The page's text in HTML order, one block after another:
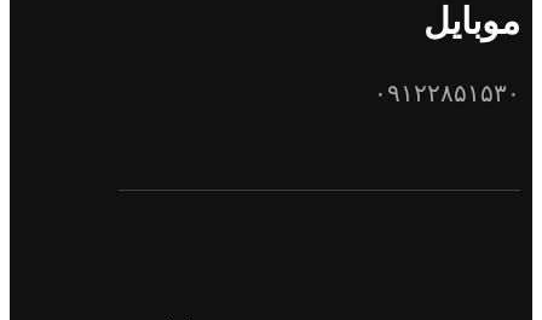
موبایل
۰۹۱۲۲۸۵۱۵۳۰